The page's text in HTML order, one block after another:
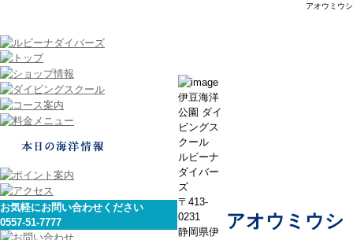
アオウミウシ
お気軽にお問い合わせください
0557-51-7777
アオウミウシ
伊豆海洋
公園 ダイ
ビングス
クール
ルビーナ
ダイバー
ズ
〒413-
0231
静岡県伊